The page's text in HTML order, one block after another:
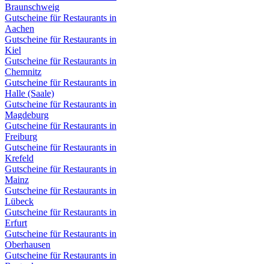
Braunschweig
Gutscheine für Restaurants in
Aachen
Gutscheine für Restaurants in
Kiel
Gutscheine für Restaurants in
Chemnitz
Gutscheine für Restaurants in
Halle (Saale)
Gutscheine für Restaurants in
Magdeburg
Gutscheine für Restaurants in
Freiburg
Gutscheine für Restaurants in
Krefeld
Gutscheine für Restaurants in
Mainz
Gutscheine für Restaurants in
Lübeck
Gutscheine für Restaurants in
Erfurt
Gutscheine für Restaurants in
Oberhausen
Gutscheine für Restaurants in